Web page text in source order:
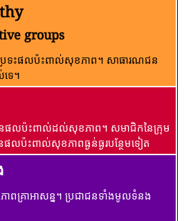
groups
រទះផលប៉ះពាល់សុខភាព។ សាធារណជន​
េ។
ានផលប៉ះពាល់ដល់សុខភាព។ សមាជិកនៃក្រុម
លប៉ះពាល់សុខភាពធ្ងន់ធ្ងរបន្ថែមទៀត
ាពគ្រាអាសន្ន។ ប្រជាជនទាំងមូលទំនង